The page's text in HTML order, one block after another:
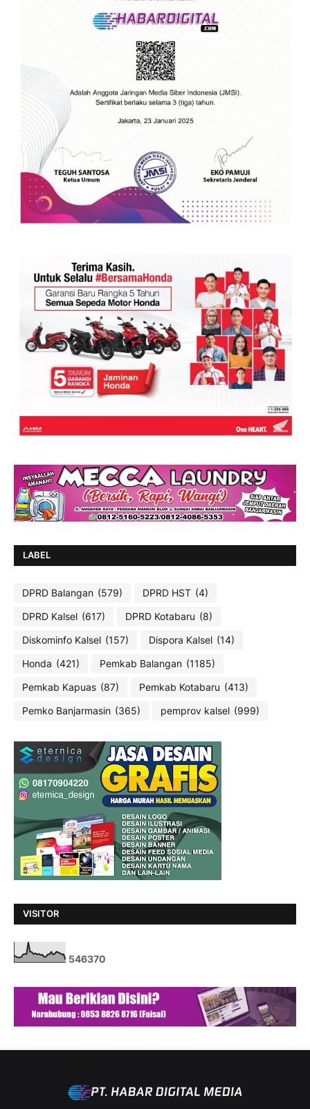
LABEL
DPRD Balangan (579) DPRD HST (4)
DPRD Kalsel (617) DPRD Kotabaru (8)
Diskominfo Kalsel (157) Dispora Kalsel (14)
Honda (421) Pemkab Balangan (1185)
Pemkab Kapuas (87) Pemkab Kotabaru (413)
Pemko Banjarmasin (365) pemprov kalsel (999)
VISITOR
546370